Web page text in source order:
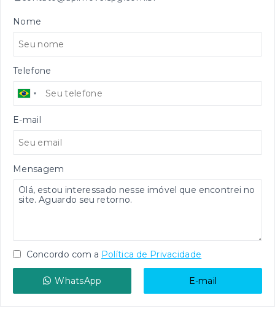
Nome
Telefone
E-mail
Mensagem
Concordo com a Política de Privacidade
WhatsApp E-mail